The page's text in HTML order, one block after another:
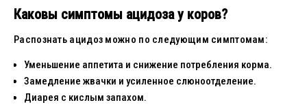
Каковы симптомы ацидоза у коров?
Распознать ацидоз можно по следующим симптомам:
Уменьшение аппетита и снижение потребления корма.
Замедление жвачки и усиленное слюноотделение.
Диарея с кислым запахом.